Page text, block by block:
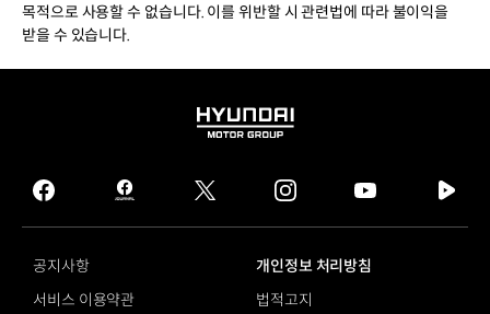
목적으로 사용할 수 없습니다. 이를 위반할 시 관련법에 따라 불이익을
받을 수 있습니다.
HYUNDAI
GROUP
facebook
hmg
journal
twitter instagram
tv
공지사항
개인정보 처리방침
서비스 이용약관
법적고지